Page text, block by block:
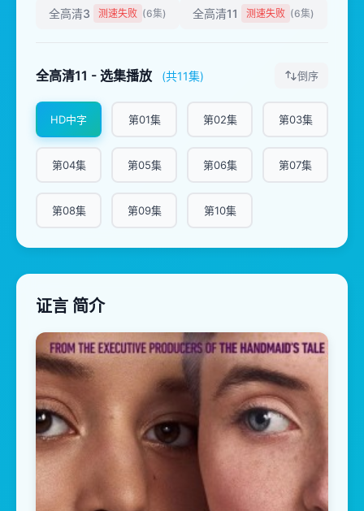
全高清3 测速失败 (6集) 全高清11 测速失败 (6集)
全高清11 - 选集播放 (共11集) 倒序
HD中字 第01集 第02集 第03集
第04集 第05集 第06集 第07集
第08集 第09集 第10集
证言 简介